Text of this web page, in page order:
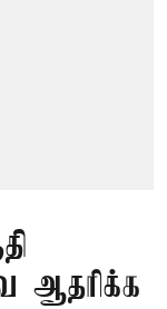
ஆதரிக்க